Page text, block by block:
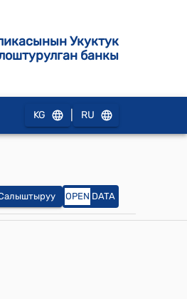
Укуктук
банкы
KG RU
OPEN DATA